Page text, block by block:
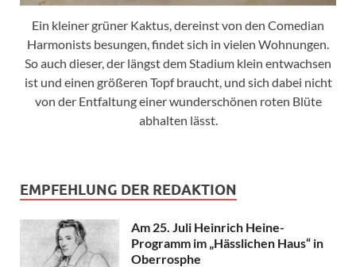
Ein kleiner grüner Kaktus, dereinst von den Comedian
Harmonists besungen, findet sich in vielen Wohnungen.
So auch dieser, der längst dem Stadium klein entwachsen
ist und einen größeren Topf braucht, und sich dabei nicht
von der Entfaltung einer wunderschönen roten Blüte
abhalten lässt.
EMPFEHLUNG DER REDAKTION
Am 25. Juli Heinrich Heine-
Programm im „Hässlichen Haus“ in
Oberrosphe